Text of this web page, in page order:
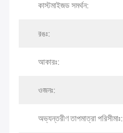
কাস্টমাইজড সমর্থন:
রঙঃ:
আকারঃ:
ওজনঃ:
অভ্যন্তরীণ তাপমাত্রা পরিসীমাঃ: